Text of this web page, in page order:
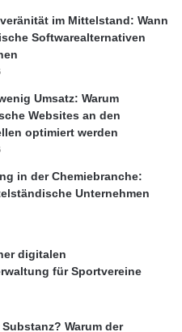
der UN-Dekade
lang. An dem Auswahlprozess
auch Menschen in ganz
Nationalpark
teilgenommen,
Projekt Biologische Vielfalt
2013 bei der Online-
durch und wurde von der
zum Projekt
Vielfalt gewählt.
Vielfalt 2011-2020 in
Menschen für Schutz und
zu begeistern. Der Dekade-
mit denen dieses Ziel
Fachjury bewertet die
im Mittelstand: Wann
Softwarealternativen
Umsatz: Warum
Websites an den
optimiert werden
in der Chemiebranche:
Unternehmen
digitalen
für Sportvereine
Warum der